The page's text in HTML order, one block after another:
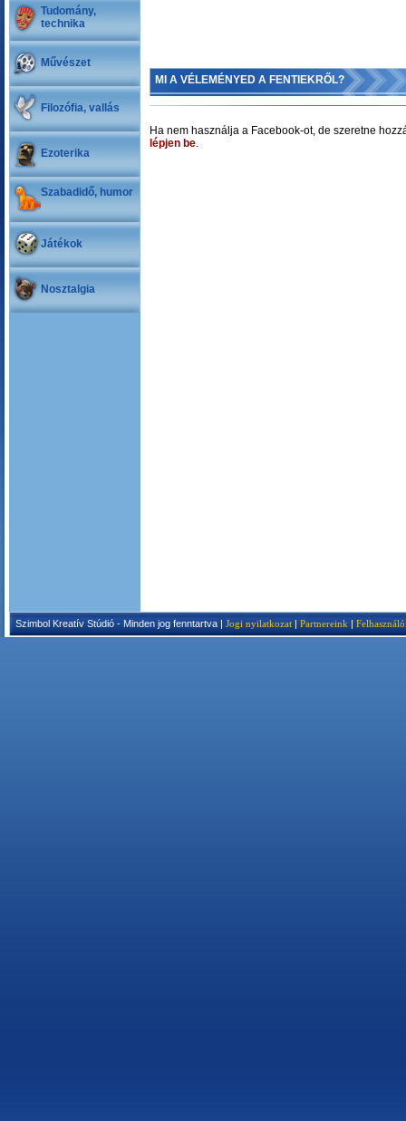
Tudomány,
technika
Művészet
Filozófia, vallás
Ezoterika
Szabadidő, humor
Játékok
Nosztalgia
MI A VÉLEMÉNYED A FENTIEKRŐL?
Ha nem használja a Facebook-ot, de szeretne
lépjen be.
Szimbol Kreatív Stúdió - Minden jog fenntartva | Jogi nyilatkozat | Partnereink |